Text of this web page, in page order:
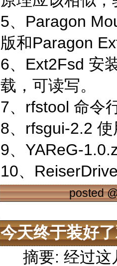
5、Paragon
版和Paragon
6、Ext2Fsd 安
载，可读写。
7、rfstool 命令
8、rfsgui-2.2
9、YAReG-
10、
posted
今天终于装好
摘要: 经过这